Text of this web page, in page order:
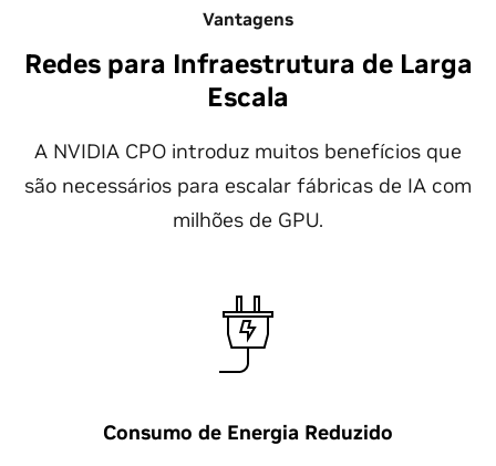
Vantagens
Redes para Infraestrutura de Larga
Escala
A NVIDIA CPO introduz muitos benefícios que
são necessários para escalar fábricas de IA com
milhões de GPU.
Consumo de Energia Reduzido